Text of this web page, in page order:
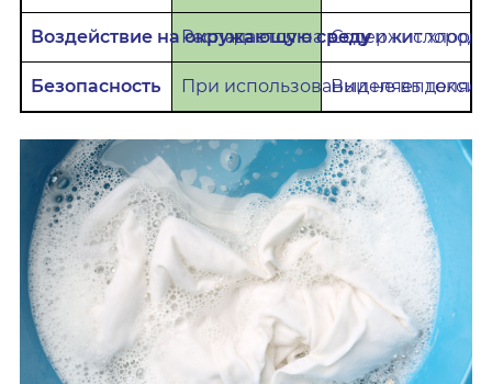
Воздействие на окружающую среду
Распадается на воду иСодержит хлор,
Безопасность При использовании не
Выделяет